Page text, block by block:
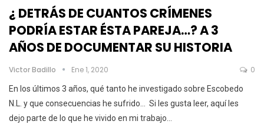
¿ DETRÁS DE CUANTOS CRÍMENES
PODRÍA ESTAR ÉSTA PAREJA…? A 3
AÑOS DE DOCUMENTAR SU HISTORIA
Victor Badillo Ene 1, 2020 0
En los últimos 3 años, qué tanto he investigado sobre Escobedo
N.L. y que consecuencias he sufrido… Si les gusta leer, aquí les
dejo parte de lo que he vivido en mi trabajo